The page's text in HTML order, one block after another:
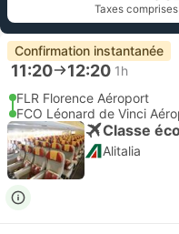
Taxes comprises
Confirmation instantanée
11:20 12:20 1h
FLR Florence Aéroport
FCO Léonard de Vinci
Classe
Alitalia